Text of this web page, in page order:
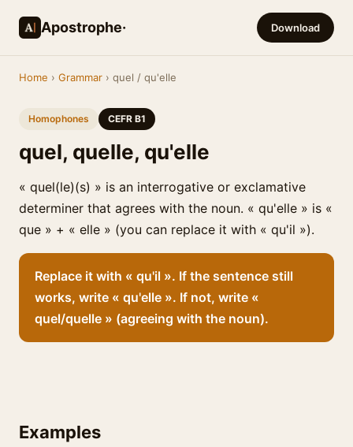
Apostrophe· Download
Home › Grammar › quel / qu'elle
Homophones CEFR B1
quel, quelle, qu'elle
« quel(le)(s) » is an interrogative or exclamative
determiner that agrees with the noun. « qu'elle » is «
que » + « elle » (you can replace it with « qu'il »).
Replace it with « qu'il ». If the sentence still
works, write « qu'elle ». If not, write «
quel/quelle » (agreeing with the noun).
Examples